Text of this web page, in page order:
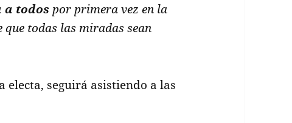
a todos por primera vez en la
todas las miradas sean
electa, seguirá asistiendo a las